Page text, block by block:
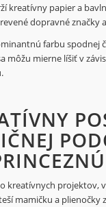
kreatívny papier a
dopravné značky
farbu spodnej
môžu mierne líšiť v
kreatívnych projektov,
mamičku a plienočky